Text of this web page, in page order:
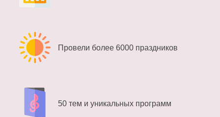
Провели более 6000 праздников
50 тем и уникальных программ